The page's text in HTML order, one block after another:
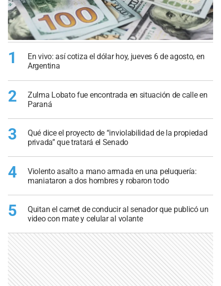
1
En vivo: así cotiza el dólar hoy, jueves 6 de agosto, en
Argentina
2
Zulma Lobato fue encontrada en situación de calle en
Paraná
3
Qué dice el proyecto de “inviolabilidad de la propiedad
privada” que tratará el Senado
4
Violento asalto a mano armada en una peluquería:
maniataron a dos hombres y robaron todo
5
Quitan el carnet de conducir al senador que publicó un
video con mate y celular al volante